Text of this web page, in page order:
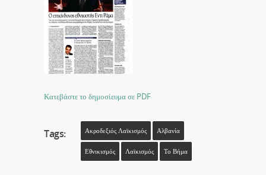
Κατεβάστε το δημοσίευμα σε PDF
Tags: Ακροδεξιός Λαϊκισμός Αλβανία
Εθνικισμός Λαϊκισμός Το Βήμα